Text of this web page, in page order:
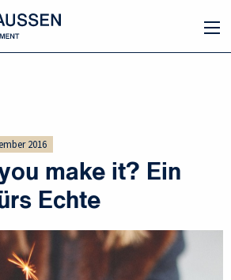
2016
make it? Ein
Echte